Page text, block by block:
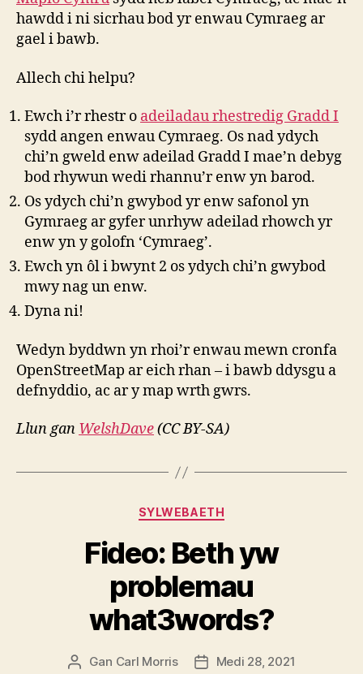
hawdd i ni sicrhau bod yr enwau Cymraeg ar
gael i bawb.
Allech chi helpu?
Ewch i’r rhestr o adeiladau rhestredig Gradd I
sydd angen enwau Cymraeg. Os nad ydych
chi’n gweld enw adeilad Gradd I mae’n debyg
bod rhywun wedi rhannu’r enw yn barod.
Os ydych chi’n gwybod yr enw safonol yn
Gymraeg ar gyfer unrhyw adeilad rhowch yr
enw yn y golofn ‘Cymraeg’.
Ewch yn ôl i bwynt 2 os ydych chi’n gwybod
mwy nag un enw.
Dyna ni!
Wedyn byddwn yn rhoi’r enwau mewn cronfa
OpenStreetMap ar eich rhan – i bawb ddysgu a
defnyddio, ac ar y map wrth gwrs.
Llun gan WelshDave(CC BY-SA)
Categorïau
SYLWEBAETH
Fideo: Beth yw
problemau
what3words?
Awdur
Gan Carl Morris
Dyddiad
Medi 28, 2021